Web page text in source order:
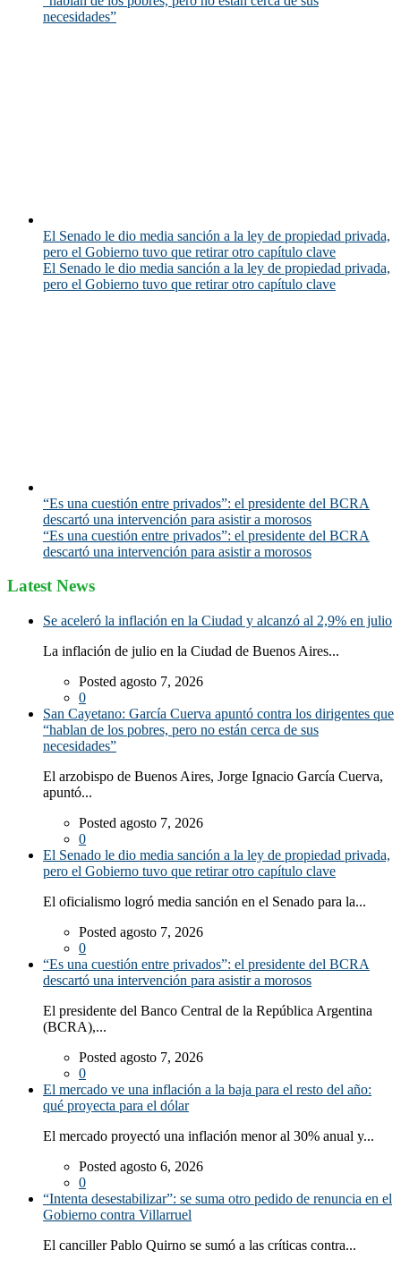
necesidades”
El Senado le dio media sanción a la ley de propiedad privada,
pero el Gobierno tuvo que retirar otro capítulo clave
El Senado le dio media sanción a la ley de propiedad privada,
pero el Gobierno tuvo que retirar otro capítulo clave
“Es una cuestión entre privados”: el presidente del BCRA
descartó una intervención para asistir a morosos
“Es una cuestión entre privados”: el presidente del BCRA
descartó una intervención para asistir a morosos
Latest News
Se aceleró la inflación en la Ciudad y alcanzó al 2,9% en julio
La inflación de julio en la Ciudad de Buenos Aires...
Posted agosto 7, 2026
0
San Cayetano: García Cuerva apuntó contra los dirigentes que
“hablan de los pobres, pero no están cerca de sus
necesidades”
El arzobispo de Buenos Aires, Jorge Ignacio García Cuerva,
apuntó...
Posted agosto 7, 2026
0
El Senado le dio media sanción a la ley de propiedad privada,
pero el Gobierno tuvo que retirar otro capítulo clave
El oficialismo logró media sanción en el Senado para la...
Posted agosto 7, 2026
0
“Es una cuestión entre privados”: el presidente del BCRA
descartó una intervención para asistir a morosos
El presidente del Banco Central de la República Argentina
(BCRA),...
Posted agosto 7, 2026
0
El mercado ve una inflación a la baja para el resto del año:
qué proyecta para el dólar
El mercado proyectó una inflación menor al 30% anual y...
Posted agosto 6, 2026
0
“Intenta desestabilizar”: se suma otro pedido de renuncia en el
Gobierno contra Villarruel
El canciller Pablo Quirno se sumó a las críticas contra...